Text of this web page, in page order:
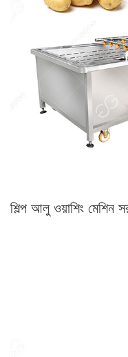
শিল্প আলু ওয়াশিং মেশিন